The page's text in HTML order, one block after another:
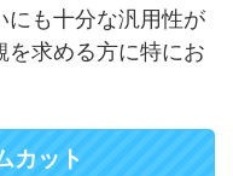
にも十分な汎用性が
を求める方に特にお
カット